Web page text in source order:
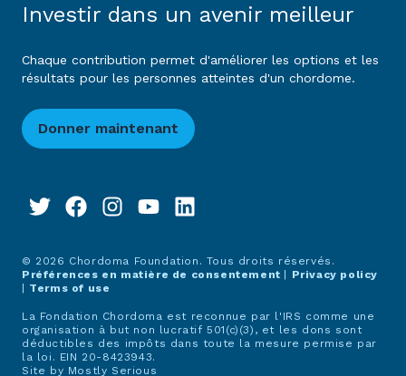
Investir dans un avenir meilleur
Chaque contribution permet d'améliorer les options et les
résultats pour les personnes atteintes d'un chordome.
Donner maintenant
© 2026 Chordoma Foundation. Tous droits réservés.
Préférences en matière de consentement | Privacy policy
| Terms of use
La Fondation Chordoma est reconnue par l'IRS comme une
organisation à but non lucratif 501(c)(3), et les dons sont
déductibles des impôts dans toute la mesure permise par
la loi. EIN 20-8423943.
Site by Mostly Serious